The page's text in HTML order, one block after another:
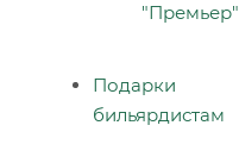
"Премьер"
Подарки
бильярдистам